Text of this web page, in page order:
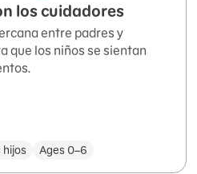
los cuidadores
entre padres y
que los niños se sientan
hijos Ages 0–6